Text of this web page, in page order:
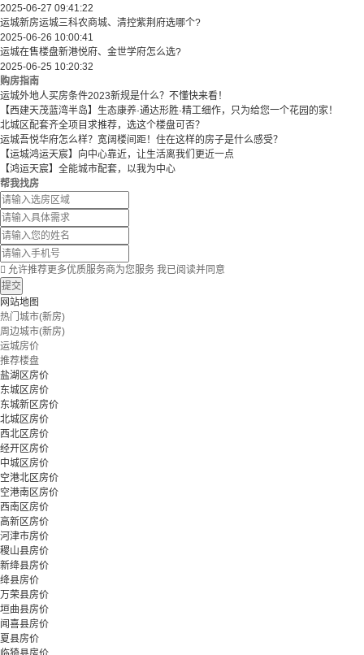
2025-06-27 09:41:22
运城新房运城三科农商城、清控紫荆府选哪个?
2025-06-26 10:00:41
运城在售楼盘新港悦府、金世学府怎么选?
2025-06-25 10:20:32
购房指南
运城外地人买房条件2023新规是什么？不懂快来看！
【西建天茂蓝湾半岛】生态康养·通达形胜·精工细作，只为给您一个花园的家！
北城区配套齐全项目求推荐，选这个楼盘可否？
运城吾悦华府怎么样？宽阔楼间距！住在这样的房子是什么感受？
【运城鸿运天宸】向中心靠近，让生活离我们更近一点
【鸿运天宸】全能城市配套，以我为中心
帮我找房
 允许推荐更多优质服务商为您服务 我已阅读并同意
提交
网站地图
热门城市(新房)
周边城市(新房)
运城房价
推荐楼盘
盐湖区房价
东城区房价
东城新区房价
北城区房价
西北区房价
经开区房价
中城区房价
空港北区房价
空港南区房价
西南区房价
高新区房价
河津市房价
稷山县房价
新绛县房价
绛县房价
万荣县房价
垣曲县房价
闻喜县房价
夏县房价